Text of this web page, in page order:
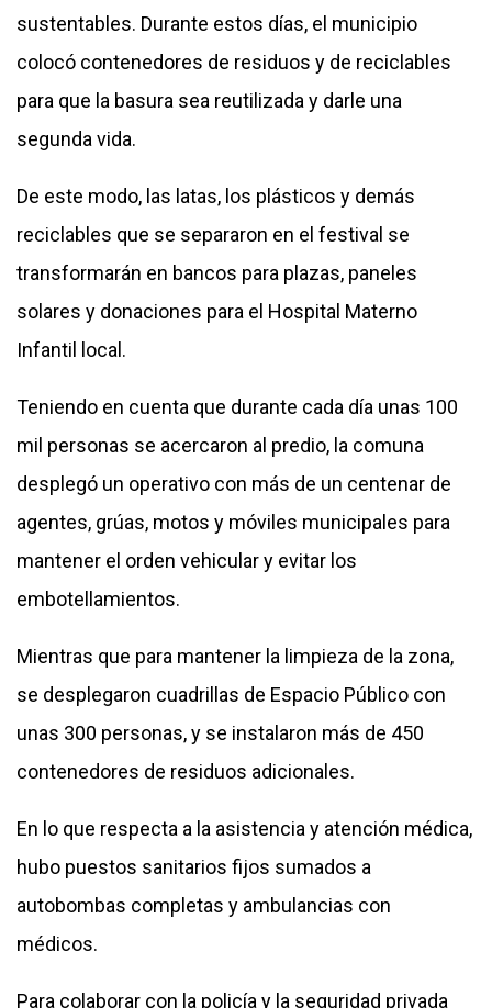
sustentables. Durante estos días, el municipio
colocó contenedores de residuos y de reciclables
para que la basura sea reutilizada y darle una
segunda vida.
De este modo, las latas, los plásticos y demás
reciclables que se separaron en el festival se
transformarán en bancos para plazas, paneles
solares y donaciones para el Hospital Materno
Infantil local.
Teniendo en cuenta que durante cada día unas 100
mil personas se acercaron al predio, la comuna
desplegó un operativo con más de un centenar de
agentes, grúas, motos y móviles municipales para
mantener el orden vehicular y evitar los
embotellamientos.
Mientras que para mantener la limpieza de la zona,
se desplegaron cuadrillas de Espacio Público con
unas 300 personas, y se instalaron más de 450
contenedores de residuos adicionales.
En lo que respecta a la asistencia y atención médica,
hubo puestos sanitarios fijos sumados a
autobombas completas y ambulancias con
médicos.
Para colaborar con la policía y la seguridad privada